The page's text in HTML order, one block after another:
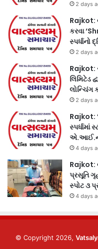
2 days
Rajkot:
કરવા
2 days
Rajkot:
લિમિટેડ
લોન્ચિંગ
2 days
Rajkot:
4 days
Rajkot:
પ્રસૂતિ
સ્પોટ ૩
4 days
© Copyright 2026,